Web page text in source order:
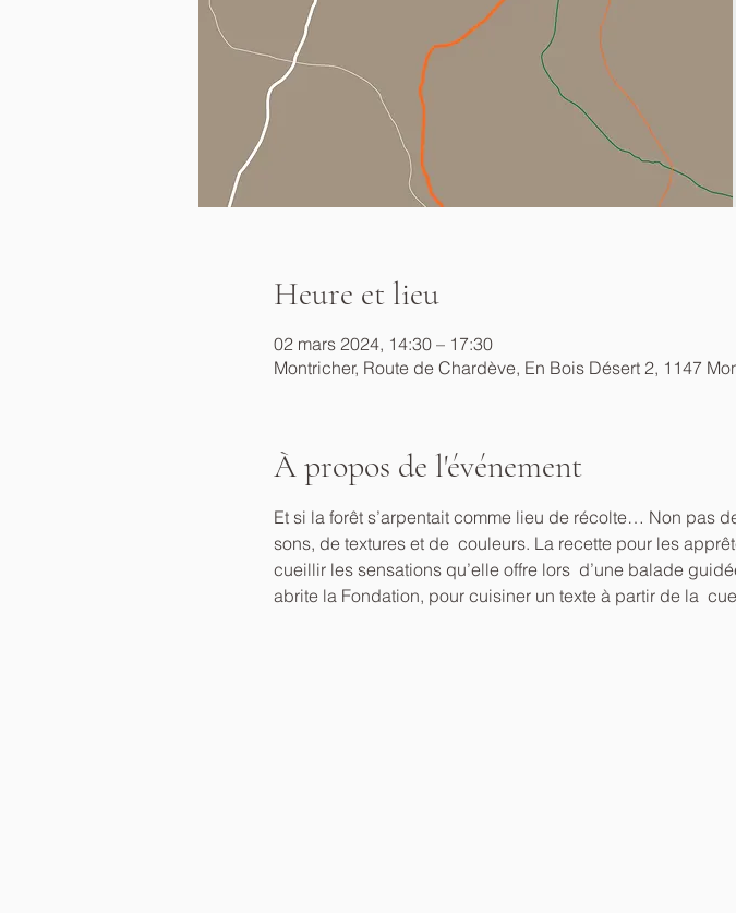
Heure et lieu
02 mars 2024, 14:30 – 17:30
Montricher, Route de Chardève, En Bois Désert 2, 1147
À propos de l'événement
Et si la forêt s’arpentait comme lieu de récolte… Non pas
sons, de textures et de  couleurs. La recette pour les
cueillir les sensations qu’elle offre lors  d’une balade
abrite la Fondation, pour cuisiner un texte à partir de la